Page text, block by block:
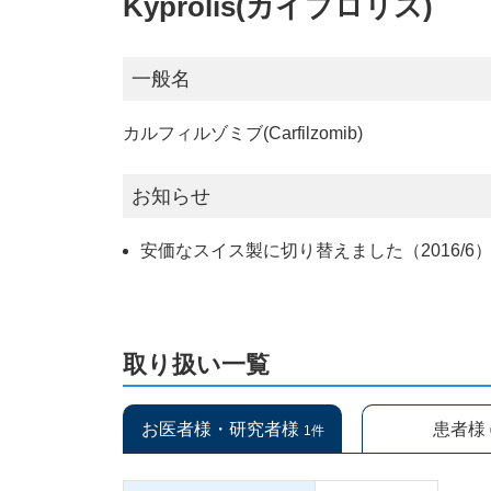
一般名
カルフィルゾミブ(Carfilzomib)
お知らせ
安価なスイス製に切り替えました（2016/6
取り扱い一覧
お医者様・研究者様 1件 患者様